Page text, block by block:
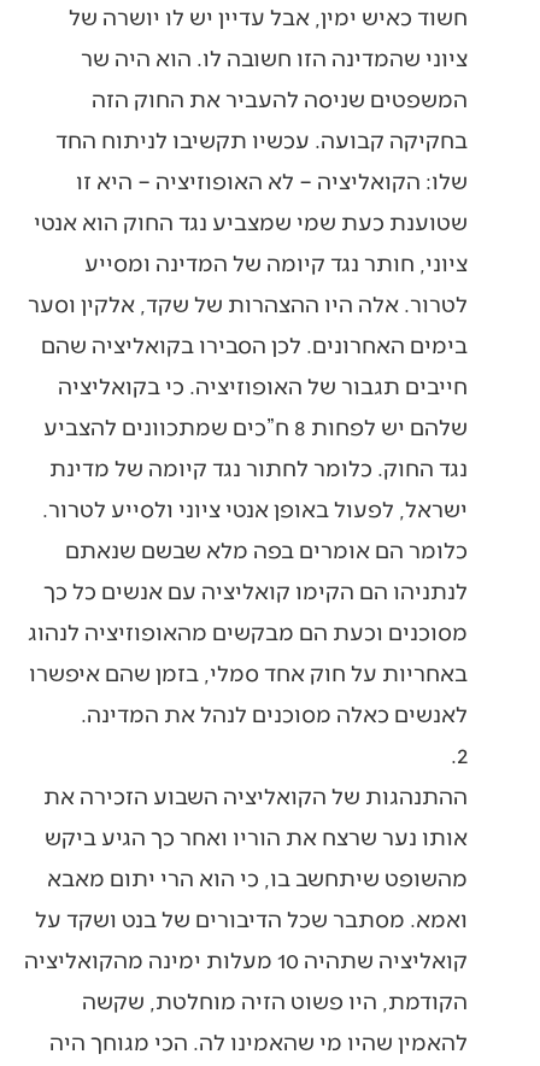
חשוד כאיש ימין, אבל עדיין יש לו יושרה של
ציוני שהמדינה הזו חשובה לו. הוא היה שר
המשפטים שניסה להעביר את החוק הזה
בחקיקה קבועה. עכשיו תקשיבו לניתוח החד
שלו: הקואליציה – לא האופוזיציה – היא זו
שטוענת כעת שמי שמצביע נגד החוק הוא אנטי
ציוני, חותר נגד קיומה של המדינה ומסייע
לטרור. אלה היו ההצהרות של שקד, אלקין וסער
בימים האחרונים. לכן הסבירו בקואליציה שהם
חייבים תגבור של האופוזיציה. כי בקואליציה
שלהם יש לפחות 8 ח”כים שמתכוונים להצביע
נגד החוק. כלומר לחתור נגד קיומה של מדינת
ישראל, לפעול באופן אנטי ציוני ולסייע לטרור.
כלומר הם אומרים בפה מלא שבשם שנאתם
לנתניהו הם הקימו קואליציה עם אנשים כל כך
מסוכנים וכעת הם מבקשים מהאופוזיציה לנהוג
באחריות על חוק אחד סמלי, בזמן שהם איפשרו
לאנשים כאלה מסוכנים לנהל את המדינה.
2.
ההתנהגות של הקואליציה השבוע הזכירה את
אותו נער שרצח את הוריו ואחר כך הגיע ביקש
מהשופט שיתחשב בו, כי הוא הרי יתום מאבא
ואמא. מסתבר שכל הדיבורים של בנט ושקד על
קואליציה שתהיה 10 מעלות ימינה מהקואליציה
הקודמת, היו פשוט הזיה מוחלטת, שקשה
להאמין שהיו מי שהאמינו לה. הכי מגוחך היה